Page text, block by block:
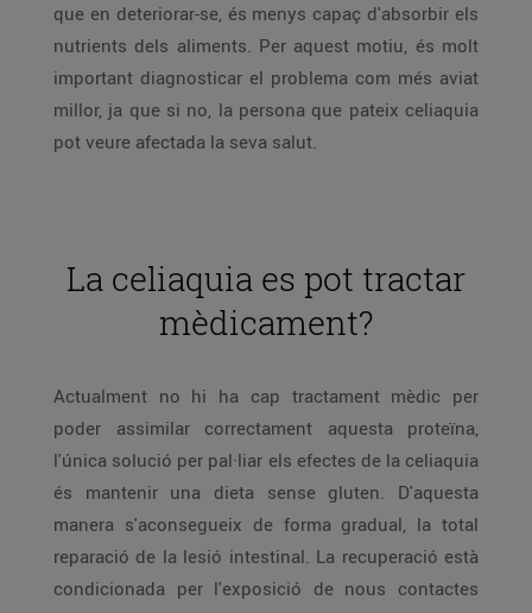
que en deteriorar-se, és menys capaç d'absorbir els
nutrients dels aliments. Per aquest motiu, és molt
important diagnosticar el problema com més aviat
millor, ja que si no, la persona que pateix celiaquia
pot veure afectada la seva salut.
La celiaquia es pot tractar
mèdicament?
Actualment no hi ha cap tractament mèdic per
poder assimilar correctament aquesta proteïna,
l'única solució per pal·liar els efectes de la celiaquia
és mantenir una dieta sense gluten. D'aquesta
manera s'aconsegueix de forma gradual, la total
reparació de la lesió intestinal. La recuperació està
condicionada per l'exposició de nous contactes